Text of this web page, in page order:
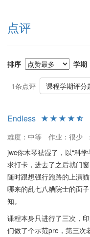
点评
排序 学期
1条点评 课程学期评分
Endless
难度：中等
作业：很少
jwc你木琴祛湿了，以“科
求打卡，进去了之后就门
随时跟想强行跑路的上演
哪来的乱七八糟院士的面
知。
课程本身只进行了三次，
们做了个示范pre，第三次